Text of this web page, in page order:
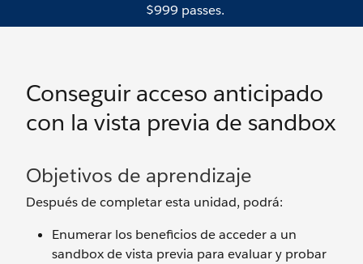
$999 passes.
Conseguir acceso anticipado
con la vista previa de sandbox
Objetivos de aprendizaje
Después de completar esta unidad, podrá:
Enumerar los beneficios de acceder a un
sandbox de vista previa para evaluar y probar